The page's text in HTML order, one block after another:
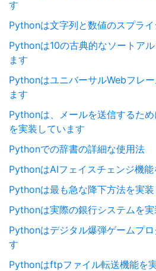
す
Pythonは文字列と数値のスプラ
Pythonは10の古典的なソートア
ます
PythonはユニバーサルWebフレ
ます
Pythonは、メールを送信するた
を実装しています
Pythonでの辞書の詳細な使用法
PythonはAIフェイスチェンジ機
Pythonは最も急な降下方法を実
Pythonは実際の銀行システムを
Pythonはデジタル爆弾ゲームプ
す
Pythonはftpファイル転送機能を